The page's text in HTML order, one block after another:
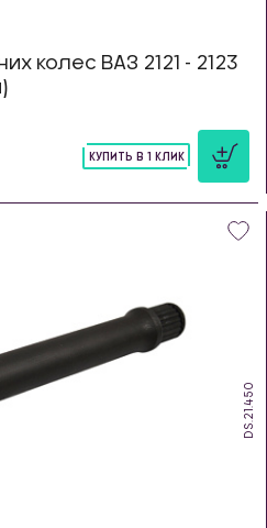
колес ВАЗ 2121 - 2123
КУПИТЬ В 1 КЛИК
DS.21.450